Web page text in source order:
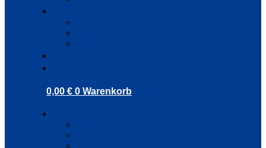
0,00 € 0 Warenkorb